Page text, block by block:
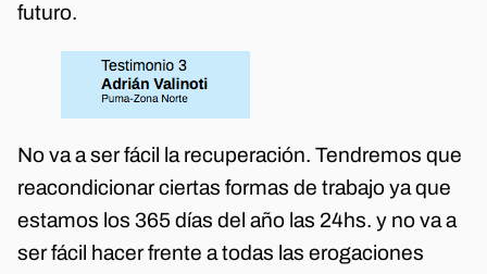
futuro.
No va a ser fácil la recuperación. Tendremos que
reacondicionar ciertas formas de trabajo ya que
estamos los 365 días del año las 24hs. y no va a
ser fácil hacer frente a todas las erogaciones